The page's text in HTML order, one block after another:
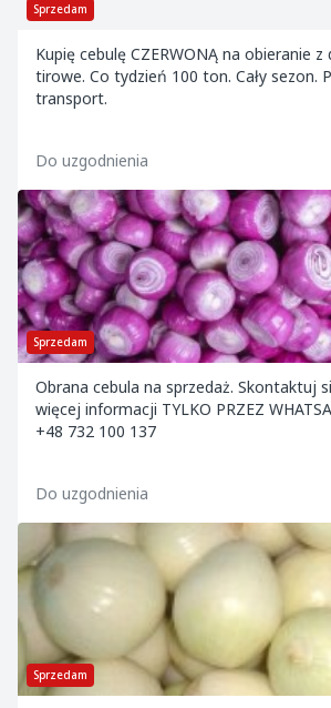
Sprzedam
Kupię cebulę CZERWONĄ na obieranie z
tirowe. Co tydzień 100 ton. Cały sezon.
transport.
Do uzgodnienia
Sprzedam
Obrana cebula na sprzedaż. Skontaktuj
więcej informacji TYLKO PRZEZ
+48 732 100 137
Do uzgodnienia
Sprzedam